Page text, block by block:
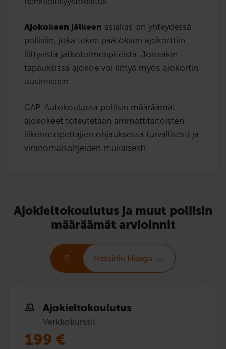
Ajokokeen jälkeen asiakas on yhteydessä
poliisiin, joka tekee päätöksen ajokorttiin
liittyvistä jatkotoimenpiteistä. Joissakin
tapauksissa ajokoe voi liittyä myös ajokortin
uusimiseen.
CAP-Autokoulussa poliisin määräämät
ajokokeet toteutetaan ammattitaitoisten
liikenneopettajien ohjauksessa turvallisesti ja
viranomaisohjeiden mukaisesti.
Ajokieltokoulutus ja muut poliisin
määräämät arvioinnit
Helsinki Haaga
Ajokielto­koulutus
Verkkokurssit
199 €